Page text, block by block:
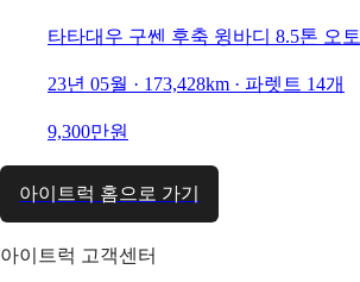
타타대우 구쎈 후축 윙바디 8.5톤 오토
23년 05월 · 173,428km · 파렛트 14개
9,300만원
아이트럭 홈으로 가기
아이트럭 고객센터